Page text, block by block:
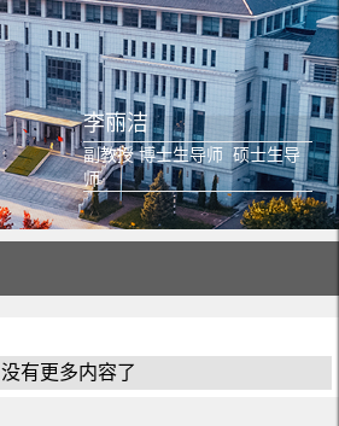
李丽洁
副教授 博士生导师 硕士生导
师
没有更多内容了